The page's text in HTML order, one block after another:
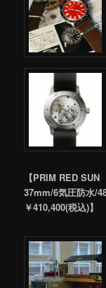
【PRIM RED
37mm/6気圧防水/
￥410,400(税込)】